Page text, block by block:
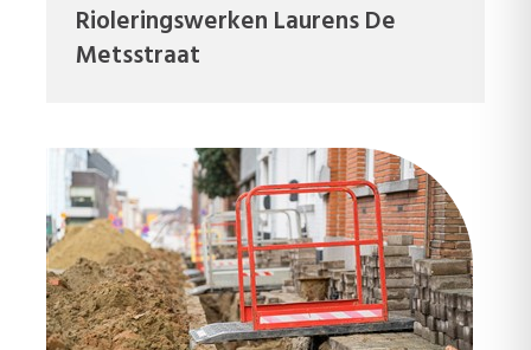
Rioleringswerken Laurens De
Metsstraat